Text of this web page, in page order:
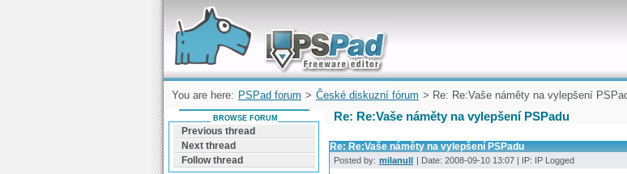
Forum can help you solve problems and quickly
find a solution with PSPad for Microsoft
Windows
You are here: PSPad forum > České diskuzní fórum > Re: Re:Vaše náměty na vylepšení
Re: Re:Vaše náměty na vylepšení PSPadu
Re: Re:Vaše náměty na vylepšení PSPadu
Posted by: milanull | Date: 2008-09-10 13:07 | IP: IP Logged
BROWSE FORUM
Previous thread
Next thread
Follow thread